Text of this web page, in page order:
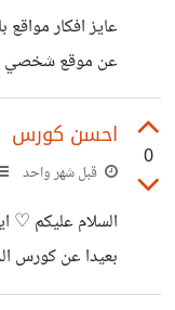
عن موقع شخصي
0
احسن كورس
قبل شهر واحد
السلام عليكم ♡
بعيدا عن كورس الزيرو لأنه ١٨٠